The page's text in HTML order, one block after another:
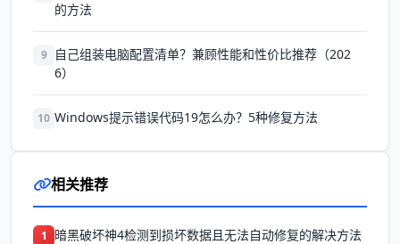
的方法
9
自己组装电脑配置清单？兼顾性能和性价比推荐（202
6）
10 Windows提示错误代码19怎么办？5种修复方法
相关推荐
1 暗黑破坏神4检测到损坏数据且无法自动修复的解决方法